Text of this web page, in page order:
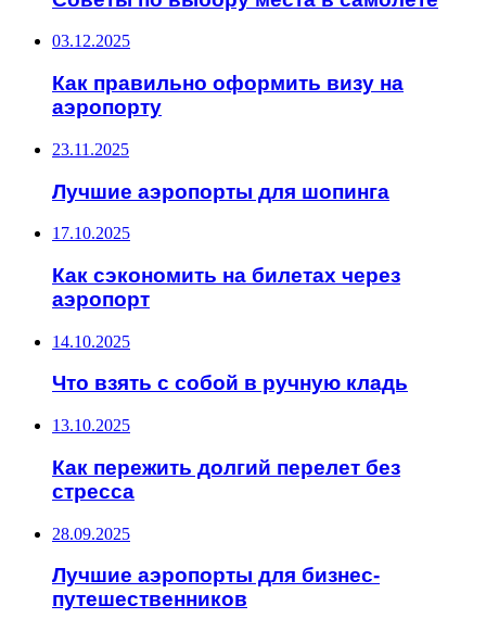
03.12.2025
Как правильно оформить визу на
аэропорту
23.11.2025
Лучшие аэропорты для шопинга
17.10.2025
Как сэкономить на билетах через
аэропорт
14.10.2025
Что взять с собой в ручную кладь
13.10.2025
Как пережить долгий перелет без
стресса
28.09.2025
Лучшие аэропорты для бизнес-
путешественников